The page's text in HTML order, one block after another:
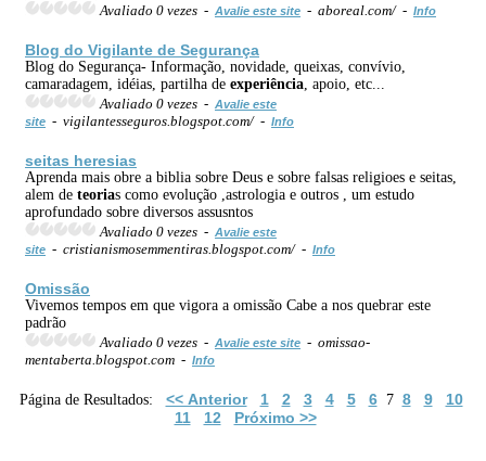
Avaliado 0 vezes - Avalie este site - aboreal.com/ - Info
Blog do Vigilante de Segurança
Blog do Segurança- Informação, novidade, queixas, convívio,
camaradagem, idéias, partilha de experiência , apoio, etc...
Avaliado 0 vezes - Avalie este
site - vigilantesseguros.blogspot.com/ - Info
seitas heresias
Aprenda mais obre a biblia sobre Deus e sobre falsas religioes e seitas,
alem de teorias como evolução ,astrologia e outros , um estudo
aprofundado sobre diversos assusntos
Avaliado 0 vezes - Avalie este
site - cristianismosemmentiras.blogspot.com/ - Info
Omissão
Vivemos tempos em que vigora a omissão Cabe a nos quebrar este
padrão
Avaliado 0 vezes - Avalie este site - omissao-
mentaberta.blogspot.com - Info
Página de Resultados: << Anterior 1 2 3 4 5 67 8 9
10
11
12 Próximo >>